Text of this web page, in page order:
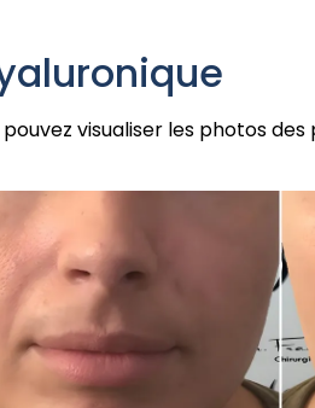
visualiser les photos